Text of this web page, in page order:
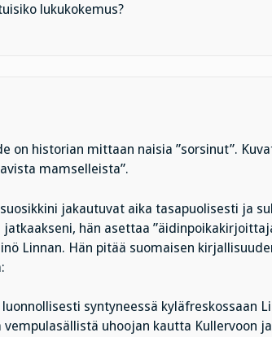
lukukokemus?
on historian mittaan naisia ”sorsinut”.
mamselleista”.
jakautuvat aika tasapuolisesti ja
hän asettaa
Linnan. Hän pitää suomaisen
syntyneessä kyläfreskossaan
uhoojan kautta Kullervoon